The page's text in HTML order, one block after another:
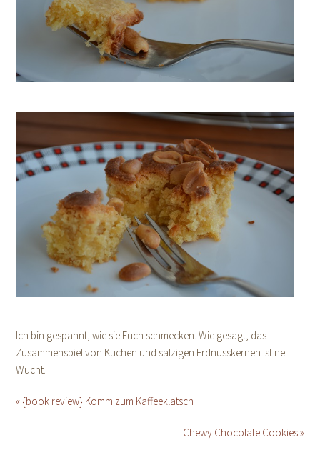
Ich bin gespannt, wie sie Euch schmecken. Wie gesagt, das
Zusammenspiel von Kuchen und salzigen Erdnusskernen ist ne
Wucht.
« {book review} Komm zum Kaffeeklatsch
Chewy Chocolate Cookies »